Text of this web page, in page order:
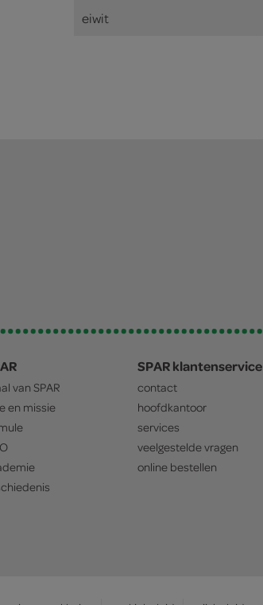
eiwit
van SPAR
en missie
SPAR klantenservice
contact
hoofdkantoor
services
veelgestelde vragen
online bestellen